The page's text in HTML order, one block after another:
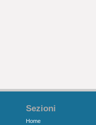
Sezioni
Home